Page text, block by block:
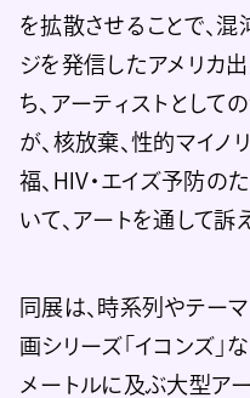
を拡散させることで、
ジを発信したアメリカ
ち、アーティストとし
が、核放棄、性的マイノ
福、HIV・エイズ予防の
いて、アートを通して訴
同展は、時系列やテー
画シリーズ「イコンズ」
メートルに及ぶ大型ア